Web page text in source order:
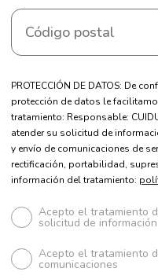
PROTECCIÓN DE DATOS: De
protección de datos le
tratamiento: Responsable:
atender su solicitud de
y envío de comunicaciones de
rectificación, portabilidad,
información del tratamiento:
Acepto el tratamiento
solicitud de información
Acepto el tratamiento
comunicaciones